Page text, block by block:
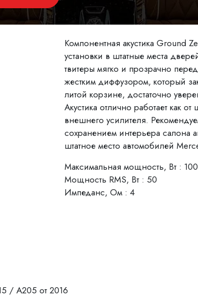
Компонентная акустика Ground
установки в штатные места
твитеры мягко и прозрачно
жестким диффузором, который
литой корзине, достаточно
Акустика отлично работает как
внешнего усилителя.
сохранением интерьера салона
штатное место автомобилей
Максимальная мощность, Вт : 100
Мощность RMS, Вт : 50
Импеданс, Ом : 4
/ A205 от 2016